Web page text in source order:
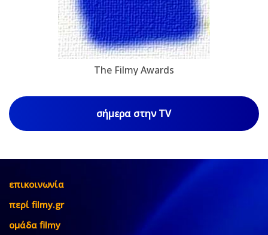
The Filmy Awards
σήμερα στην TV
επικοινωνία
περί filmy.gr
ομάδα filmy